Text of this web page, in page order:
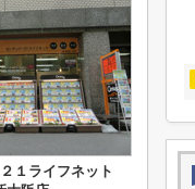
１ライフネット